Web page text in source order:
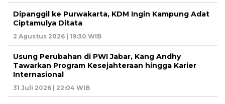
Dipanggil ke Purwakarta, KDM Ingin Kampung Adat
Ciptamulya Ditata
2 Agustus 2026 | 19:30 WIB
Usung Perubahan di PWI Jabar, Kang Andhy
Tawarkan Program Kesejahteraan hingga Karier
Internasional
31 Juli 2026 | 22:04 WIB